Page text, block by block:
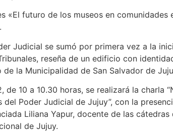
«El futuro de los museos en
Judicial se sumó por primera vez a la
reseña de un edificio con
de la Municipalidad de San Salvador de
de 10 a 10.30 horas, se realizará la
del Poder Judicial de Jujuy”, con la
Liliana Yapur, docente de las
de Jujuy.